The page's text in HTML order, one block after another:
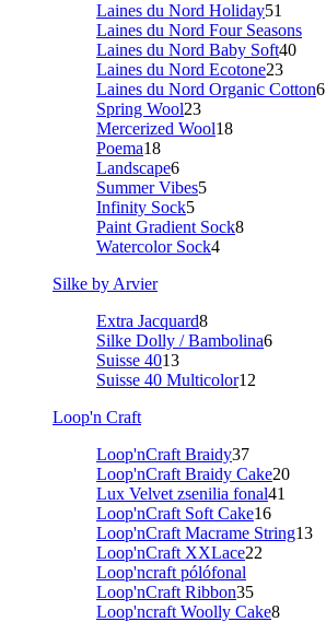
Laines du Nord Holiday51
Laines du Nord Four Seasons
Laines du Nord Baby Soft40
Laines du Nord Ecotone23
Laines du Nord Organic Cotton6
Spring Wool23
Mercerized Wool18
Poema18
Landscape6
Summer Vibes5
Infinity Sock5
Paint Gradient Sock8
Watercolor Sock4
Silke by Arvier
Extra Jacquard8
Silke Dolly / Bambolina6
Suisse 4013
Suisse 40 Multicolor12
Loop'n Craft
Loop'nCraft Braidy37
Loop'nCraft Braidy Cake20
Lux Velvet zsenilia fonal41
Loop'nCraft Soft Cake16
Loop'nCraft Macrame String13
Loop'nCraft XXLace22
Loop'ncraft pólófonal
Loop'nCraft Ribbon35
Loop'ncraft Woolly Cake8